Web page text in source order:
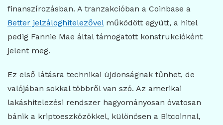
finanszírozásban. A tranzakcióban a Coinbase a
Better jelzáloghitelezővelműködött együtt, a hitel
pedig Fannie Mae által támogatott konstrukcióként
jelent meg.
Ez első látásra technikai újdonságnak tűnhet, de
valójában sokkal többről van szó. Az amerikai
lakáshitelezési rendszer hagyományosan óvatosan
bánik a kriptoeszközökkel, különösen a Bitcoinnal,